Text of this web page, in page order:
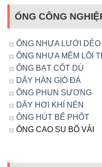
ỐNG CÔNG
ỐNG NHỰA LƯỚI DẺO
ỐNG NHỰA MỀM LÕI
ỐNG BẠT CỐT DÙ
DÂY HÀN GIÓ ĐÁ
ỐNG PHUN SƯƠNG
DÂY HƠI KHÍ NÉN
ỐNG HÚT BỂ PHỐT
ỐNG CAO SU BỐ VẢI